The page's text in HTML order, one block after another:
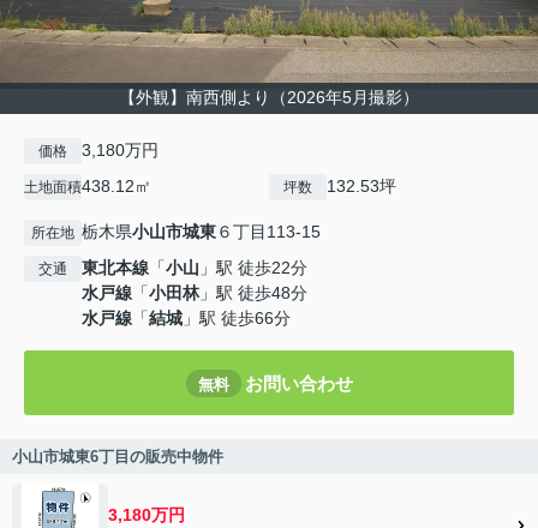
【外観】南西側より（2026年5月撮影）
価格 3,180万円
土地面積438.12㎡ 坪数 132.53坪
所在地 栃木県小山市城東６丁目113-15
交通 東北本線 「小山 」駅 徒歩22分
水戸線 「小田林」駅 徒歩48分
水戸線 「結城 」駅 徒歩66分
無料 お問い合わせ
小山市城東6丁目の販売中物件
3,180万円